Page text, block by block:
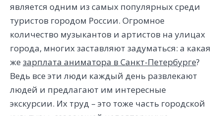
является одним из самых популярных среди
туристов городом России. Огромное
количество музыкантов и артистов на улицах
города, многих заставляют задуматься: а какая
же зарплата аниматора в Санкт-Петербурге?
Ведь все эти люди каждый день развлекают
людей и предлагают им интересные
экскурсии. Их труд – это тоже часть городской